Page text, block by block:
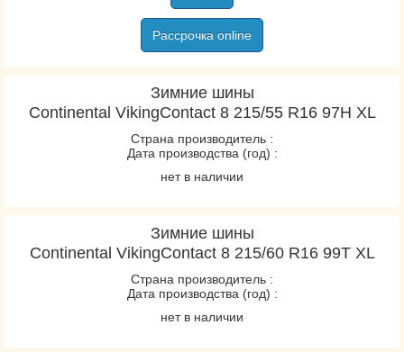
ContiPremiumContact 5
ContiSportContact 3
ContiSportContact 5 P
SUV
ContiSportContact 5
ContiVanContact 100
ContiVanContact 200
CrossContact H/T
EcoContact 6
EcoContact 6Q
Рассрочка online
Зимние шины
Continental VikingContact 8 215/55 R16 97H XL
Страна производитель :
Дата производства (год) :
нет в наличии
Зимние шины
Continental VikingContact 8 215/60 R16 99T XL
Страна производитель :
Дата производства (год) :
нет в наличии